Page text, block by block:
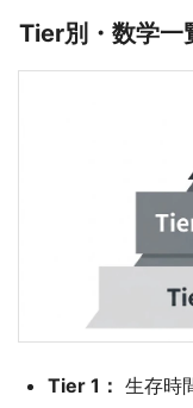
Tier別・数学一
Tier 1： 生存時